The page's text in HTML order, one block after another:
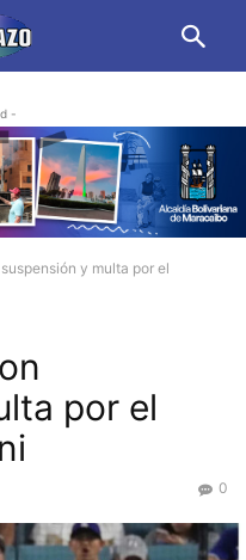
-
y multa por el
por el
0